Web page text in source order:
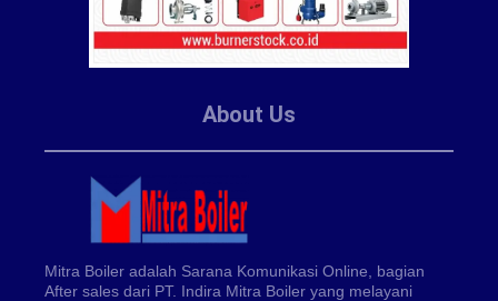
About Us
Mitra Boiler adalah Sarana Komunikasi Online, bagian
After sales dari PT. Indira Mitra Boiler yang melayani